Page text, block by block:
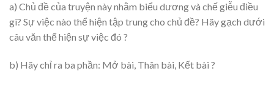
a) Chủ đề của truyện này nhằm biểu dương và chế giễu điều
gì? Sự việc nào thể hiện tập trung cho chủ đề? Hãy gạch dưới
câu văn thể hiện sự việc đó ?
b) Hãy chỉ ra ba phần: Mở bài, Thân bài, Kết bài ?